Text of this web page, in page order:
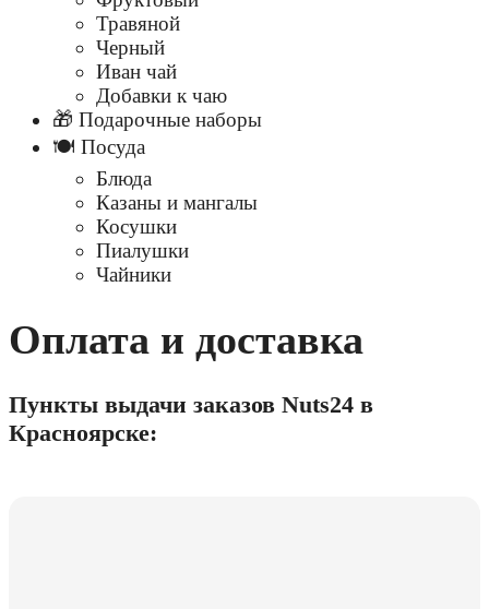
Травяной
Черный
Иван чай
Добавки к чаю
🎁 Подарочные наборы
🍽️ Посуда
Блюда
Казаны и мангалы
Косушки
Пиалушки
Чайники
Оплата и доставка
Пункты выдачи заказов Nuts24 в
Красноярске: